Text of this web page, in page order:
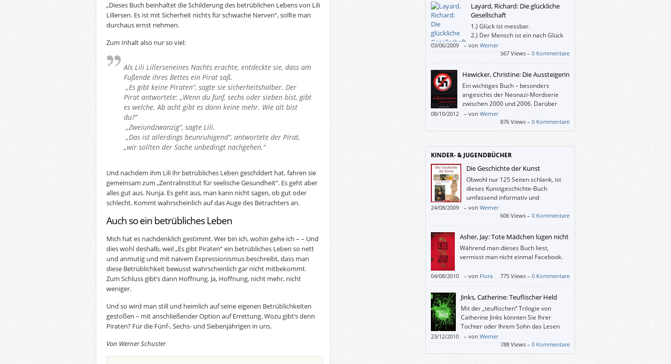
„Dieses Buch beinhaltet die Schilderung des betrüblichen Lebens von Lili
Lillersen. Es ist mit Sicherheit nichts für schwache Nerven“, sollte man
durchaus ernst nehmen.
Zum Inhalt also nur so viel:
Als Lili Lillerseneines Nachts erachte, entdeckte sie, dass am
Fußende ihres Bettes ein Pirat saß.
„Es gibt keine Piraten“, sagte sie sicherheitshalber. Der
Pirat antwortete: „Wenn du fünf, sechs oder sieben bist, gibt
es welche. Ab acht gibt es dann keine mehr. Wie alt bist
du?“
„Zweiundzwanzig“, sagte Lili.
„Das ist allerdings beunruhigend“, antwortete der Pirat,
„wir sollten der Sache unbedingt nachgehen.“
Und nachdem ihm Lili ihr betrübliches Leben geschildert hat, fahren sie
gemeinsam zum „Zentralinstitut für seelische Gesundheit“. Es geht aber
alles gut aus. Nunja. Es geht aus, man kann nicht sagen, ob gut oder
schlecht. Kommt wahrscheinlich auf das Auge des Betrachters an.
Auch so ein betrübliches Leben
Mich hat es nachdenklich gestimmt. Wer bin ich, wohin gehe ich – – Und
dies wohl deshalb, weil „Es gibt Piraten“ ein betrübliches Leben so nett
und anmutig und mit naivem Expressionismus beschreibt, dass man
diese Betrüblichkeit bewusst wahrscheinlich gar nicht mitbekommt.
Zum Schluss gibt‘s dann Hoffnung. Ja, Hoffnung, nicht mehr, nicht
weniger.
Und so wird man still und heimlich auf seine eigenen Betrüblichkeiten
gestoßen – mit anschließender Option auf Errettung. Wozu gibt‘s denn
Piraten? Für die Fünf-, Sechs- und Siebenjährigen in uns.
Von Werner Schuster
Layard, Richard: Die glückliche
Gesellschaft
1.) Glück ist messbar.
2.) Der Mensch ist ein nach Glück
strebendes Tier.
3.) Die glücklichste Gesellschaft ist die beste.
4.) Unsere Gesellschaft wird nicht glücklicher
werden, wenn wir uns nicht auf dieses Ziel
festlegen.
03/06/2009 – von Werner
567 Views – 0 Kommentare
Hewicker, Christine: Die Aussteigerin
Ein wichtiges Buch – besonders
angesichts der Neonazi-Mordserie
zwischen 2000 und 2006. Darüber
hinaus gibt es auch über die Neonazi-
Thematik hinaus zu denken, zum Beispiel: Wie
geht man (Eltern, Bildungseinrichtungen,
eine schiefe Bahn abzurutschen drohen?
08/10/2012 – von Werner
876 Views – 0 Kommentare
KINDER- & JUGENDBÜCHER
Die Geschichte der Kunst
Obwohl nur 125 Seiten schlank, ist
dieses Kunstgeschichte-Buch
umfassend informativ und
übersichtlich.
24/08/2009 – von Werner
606 Views – 0 Kommentare
Asher, Jay: Tote Mädchen lügen nicht
Während man dieses Buch liest,
vermisst man nicht einmal Facebook.
04/08/2010 – von Flora 775 Views – 0 Kommentare
Jinks, Catherine: Teuflischer Held
Mit der „teuflischen“ Trilogie von
Catherine Jinks könnten Sie Ihrer
Tochter oder Ihrem Sohn das Lesen
bestimmt schmackhaft machen.
23/12/2010 – von Werner
788 Views – 0 Kommentare